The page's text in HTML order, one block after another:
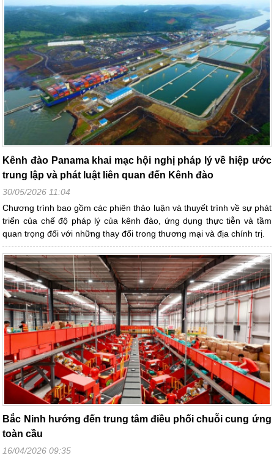
Kênh đào Panama khai mạc hội nghị pháp lý về hiệp ước
trung lập và phát luật liên quan đến Kênh đào
30/05/2026 11:04
Chương trình bao gồm các phiên thảo luận và thuyết trình về sự phát
triển của chế độ pháp lý của kênh đào, ứng dụng thực tiễn và tầm
quan trọng đối với những thay đổi trong thương mại và địa chính trị.
Bắc Ninh hướng đến trung tâm điều phối chuỗi cung ứng
toàn cầu
16/04/2026 09:35